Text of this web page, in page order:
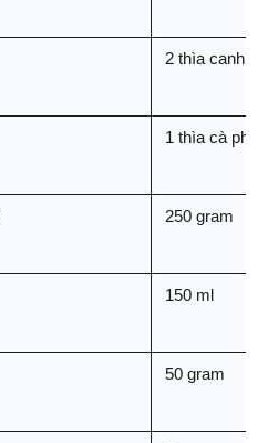
2 thìa canh
1 thìa cà phê
250 gram
150 ml
50 gram